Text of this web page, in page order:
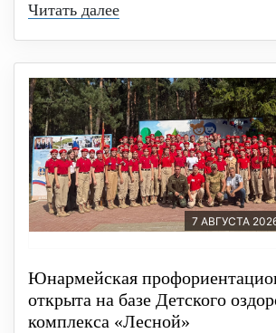
Читать далее
7 АВГУСТА
Юнармейская
открыта на базе Детского
комплекса «Лесной»